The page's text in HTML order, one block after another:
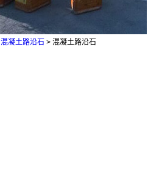
混凝土路沿石 > 混凝土路沿石